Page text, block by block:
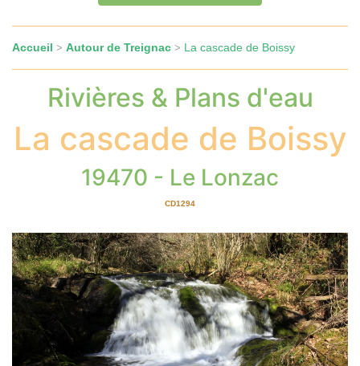
Accueil > Autour de Treignac > La cascade de Boissy
Rivières & Plans d'eau
La cascade de Boissy
19470 - Le Lonzac
CD1294